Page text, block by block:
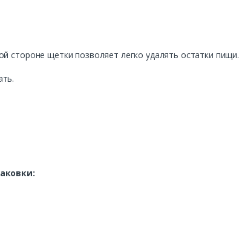
стороне щетки позволяет легко удалять остатки пищи.